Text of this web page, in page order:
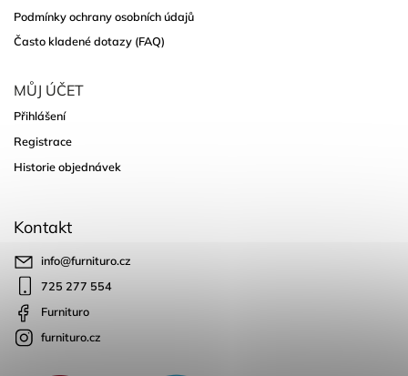
Podmínky ochrany osobních údajů
Často kladené dotazy (FAQ)
MŮJ ÚČET
Přihlášení
Registrace
Historie objednávek
Kontakt
info@furnituro.cz
725 277 554
Furnituro
furnituro.cz